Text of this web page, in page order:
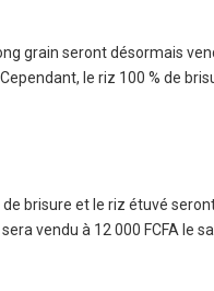
grain seront désormais
le riz 100 % de
brisure et le riz étuvé
vendu à 12 000 FCFA le